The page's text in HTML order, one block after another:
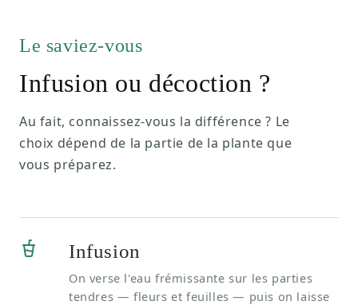
Le saviez-vous
Infusion ou décoction ?
Au fait, connaissez-vous la différence ? Le
choix dépend de la partie de la plante que
vous préparez.
Infusion
On verse l'eau frémissante sur les parties
tendres — fleurs et feuilles — puis on laisse